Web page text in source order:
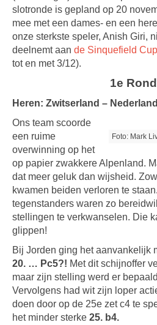
slotronde is gepland op 20
mee met een dames- en een
onze sterkste speler, Anish Giri,
deelnemt aan de Sinquefield
tot en met 3/12).
1e
Heren: Zwitserland –
Foto: Mark
Ons team scoorde
een ruime
overwinning op het
op papier zwakkere Alpenland.
dat meer geluk dan wijsheid.
kwamen beiden verloren te
tegenstanders waren zo
stellingen te verkwanselen. Die
glippen!
Bij Jorden ging het aanvankelijk
20. … Pc5?! Met dit schijnoffer
maar zijn stelling werd er
Vervolgens had wit zijn loper
doen door op de 25e zet c4 te
het minder sterke 25. b4.